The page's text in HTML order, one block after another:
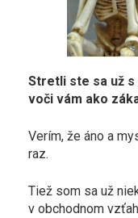
Stretli ste sa už
voči vám ako
Verím, že áno a
raz.
Tiež som sa už
v obchodnom